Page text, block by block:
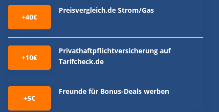
+40€
Preisvergleich.de Strom/Gas
+10€
Privathaftpflichtversicherung auf
Tarifcheck.de
+5€
Freunde für Bonus-Deals werben